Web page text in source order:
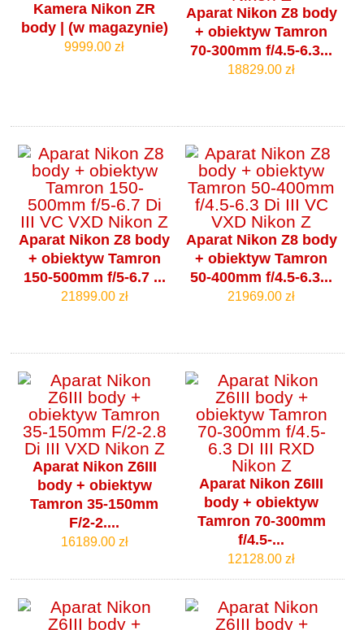
Kamera Nikon ZR
body | (w magazynie)
9999.00 zł
Aparat Nikon Z8 body
+ obiektyw Tamron
70-300mm f/4.5-6.3...
18829.00 zł
Aparat Nikon Z8 body
+ obiektyw Tamron
150-500mm f/5-6.7 ...
21899.00 zł
Aparat Nikon Z8 body
+ obiektyw Tamron
50-400mm f/4.5-6.3...
21969.00 zł
Aparat Nikon Z6III
body + obiektyw
Tamron 35-150mm
F/2-2....
16189.00 zł
Aparat Nikon Z6III
body + obiektyw
Tamron 70-300mm
f/4.5-...
12128.00 zł